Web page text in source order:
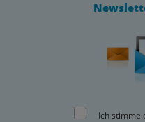
Ich stimme